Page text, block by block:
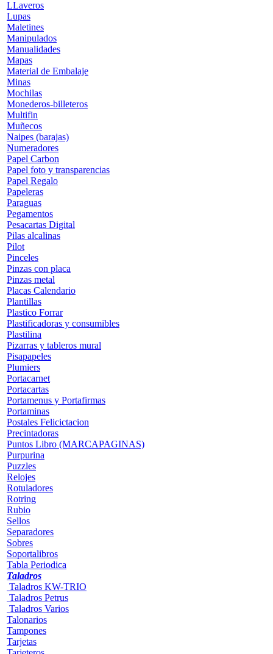
LLaveros
Lupas
Maletines
Manipulados
Manualidades
Mapas
Material de Embalaje
Minas
Mochilas
Monederos-billeteros
Multifin
Muñecos
Naipes (barajas)
Numeradores
Papel Carbon
Papel foto y transparencias
Papel Regalo
Papeleras
Paraguas
Pegamentos
Pesacartas Digital
Pilas alcalinas
Pilot
Pinceles
Pinzas con placa
Pinzas metal
Placas Calendario
Plantillas
Plastico Forrar
Plastificadoras y consumibles
Plastilina
Pizarras y tableros mural
Pisapapeles
Plumiers
Portacarnet
Portacartas
Portamenus y Portafirmas
Portaminas
Postales Felicictacion
Precintadoras
Puntos Libro (MARCAPAGINAS)
Purpurina
Puzzles
Relojes
Rotuladores
Rotring
Rubio
Sellos
Separadores
Sobres
Soportalibros
Tabla Periodica
Taladros
Taladros KW-TRIO
Taladros Petrus
Taladros Varios
Talonarios
Tampones
Tarjetas